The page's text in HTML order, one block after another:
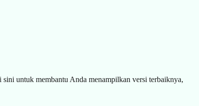
untuk membantu Anda menampilkan versi terbaiknya,